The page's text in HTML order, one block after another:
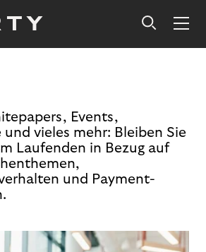
Events,
und vieles mehr: Bleiben Sie
Laufenden in Bezug auf
und Payment-